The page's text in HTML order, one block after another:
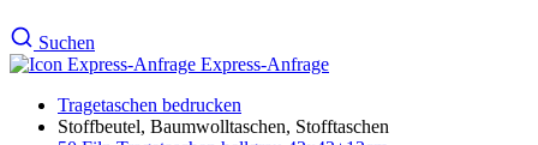
Suchen
Express-Anfrage
Tragetaschen bedrucken
Stoffbeutel, Baumwolltaschen, Stofftaschen